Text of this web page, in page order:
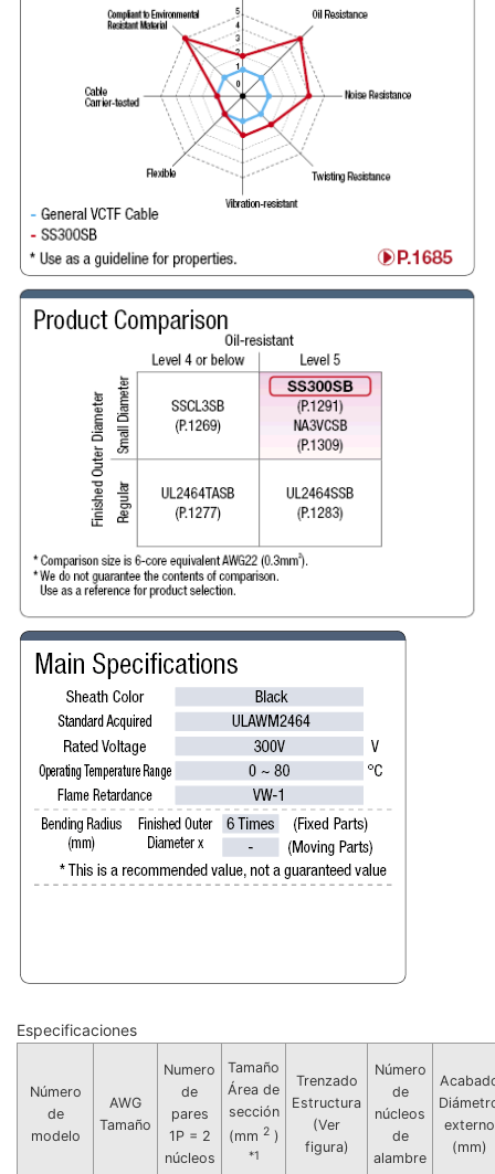
Especificaciones
Número
de
modelo
AWG
Tamaño
Numero
de
pares
1P = 2
núcleos
Tamaño
Área de
sección
(mm 2)
*1
Trenzado
Estructura
(Ver
figura)
Número
de
núcleos
de
alambre
externo
(mm)